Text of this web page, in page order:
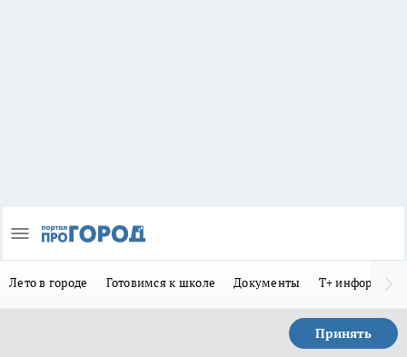
Лето в городе Готовимся к школе Документы Т+
Принять